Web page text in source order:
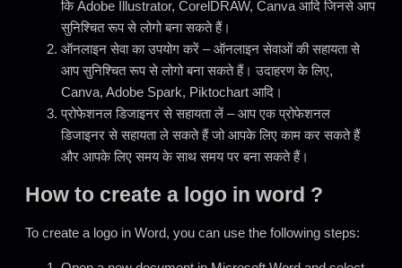
कि Adobe Illustrator, CorelDRAW, Canva आदि जिनसे आप
सुनिश्चित रूप से लोगो बना सकते हैं।
ऑनलाइन सेवा का उपयोग करें – ऑनलाइन सेवाओं की सहायता से
आप सुनिश्चित रूप से लोगो बना सकते हैं। उदाहरण के लिए,
Canva, Adobe Spark, Piktochart आदि।
प्रोफेशनल डिजाइनर से सहायता लें – आप एक प्रोफेशनल
डिजाइनर से सहायता ले सकते हैं जो आपके लिए काम कर सकते हैं
और आपके लिए समय के साथ समय पर बना सकते हैं।
How to create a logo in word ?
To create a logo in Word, you can use the following steps: